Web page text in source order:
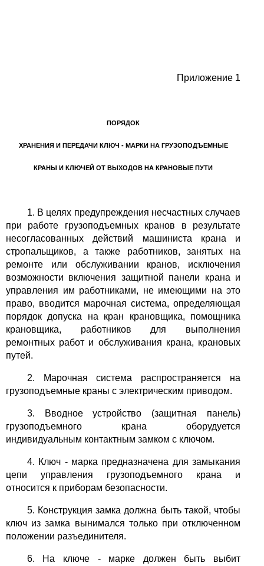
Приложение 1
ПОРЯДОК
ХРАНЕНИЯ И ПЕРЕДАЧИ КЛЮЧ - МАРКИ НА ГРУЗОПОДЪЕМНЫЕ
КРАНЫ И КЛЮЧЕЙ ОТ ВЫХОДОВ НА КРАНОВЫЕ ПУТИ
1. В целях предупреждения несчастных случаев
при работе грузоподъемных кранов в результате
несогласованных действий машиниста крана и
стропальщиков, а также работников, занятых на
ремонте или обслуживании кранов, исключения
возможности включения защитной панели крана и
управления им работниками, не имеющими на это
право, вводится марочная система, определяющая
порядок допуска на кран крановщика, помощника
крановщика, работников для выполнения
ремонтных работ и обслуживания крана, крановых
путей.
2. Марочная система распространяется на
грузоподъемные краны с электрическим приводом.
3. Вводное устройство (защитная панель)
грузоподъемного крана оборудуется
индивидуальным контактным замком с ключом.
4. Ключ - марка предназначена для замыкания
цепи управления грузоподъемного крана и
относится к приборам безопасности.
5. Конструкция замка должна быть такой, чтобы
ключ из замка вынимался только при отключенном
положении разъединителя.
6. На ключе - марке должен быть выбит